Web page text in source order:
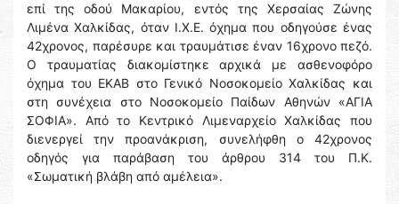
επί της οδού Μακαρίου, εντός της Χερσαίας Ζώνης
Λιμένα Χαλκίδας, όταν Ι.Χ.Ε. όχημα που οδηγούσε ένας
42χρονος, παρέσυρε και τραυμάτισε έναν 16χρονο πεζό.
Ο τραυματίας διακομίστηκε αρχικά με ασθενοφόρο
όχημα του ΕΚΑΒ στο Γενικό Νοσοκομείο Χαλκίδας και
στη συνέχεια στο Νοσοκομείο Παίδων Αθηνών «ΑΓΙΑ
ΣΟΦΙΑ». Από το Κεντρικό Λιμεναρχείο Χαλκίδας που
διενεργεί την προανάκριση, συνελήφθη ο 42χρονος
οδηγός για παράβαση του άρθρου 314 του Π.Κ.
«Σωματική βλάβη από αμέλεια».